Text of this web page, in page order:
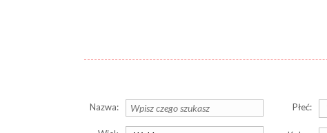
Nazwa: Płeć: